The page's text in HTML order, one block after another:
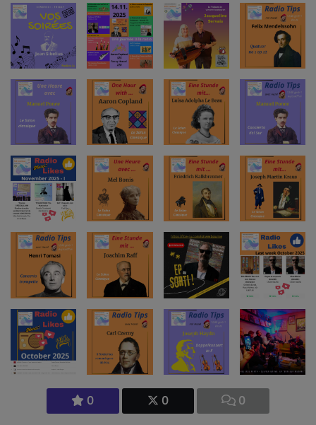
0 0 0